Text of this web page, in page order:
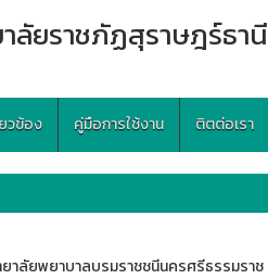
ลัยราชภัฏสุราษฎร์ธานี
วข้อง คู่มือการใช้งาน ติตต่อเรา
ลัยพยาบาลบรมราชชนีนครศรีธรรมราช